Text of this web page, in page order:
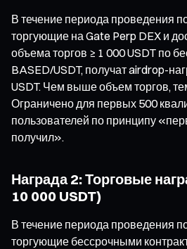
В течение периода проведения
торгующие на Gate Perp DEX и
объема торгов ≥ 1 000 USDT по
BASED/USDT, получат airdrop-
USDT. Чем выше объем торгов,
Ограничено для первых 500
пользователей по принципу
получил».
Награда 2: Торговые
10 000 USDT)
В течение периода проведения
торгующие бессрочными